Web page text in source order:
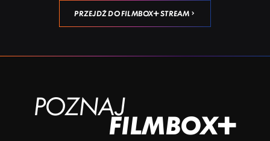
PRZEJDŹ DO FILMBOX+ STREAM
POZNAJ
FILMBOX+